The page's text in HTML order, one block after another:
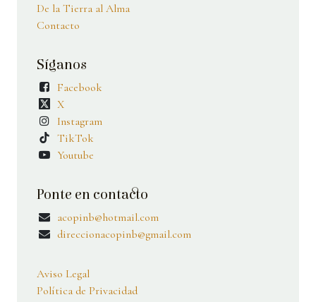
De la Tierra al Alma
Contacto
Síganos
Facebook
X
Instagram
TikTok
Youtube
Ponte en contacto
acopinb@hotmail.com
direccionacopinb@gmail.com
Aviso Legal
Política de Privacidad